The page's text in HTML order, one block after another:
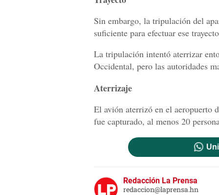
Sin embargo, la tripulación del
suficiente para efectuar ese
La tripulación intentó aterrizar
Occidental, pero las autoridades
Aterrizaje
El avión aterrizó en el aeropuerto
fue capturado, al menos 20
Redacción La Prensa
redaccion@laprensa.hn